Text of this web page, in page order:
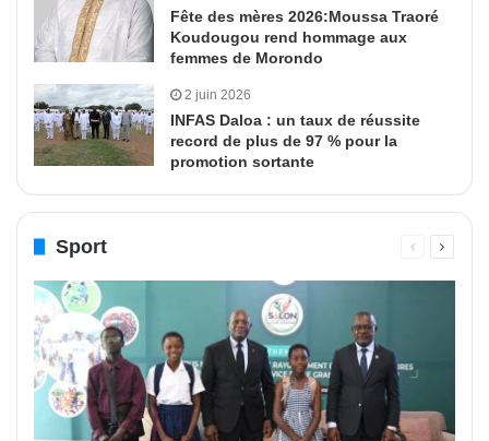
Fête des mères 2026:Moussa Traoré
Koudougou rend hommage aux
femmes de Morondo
2 juin 2026
INFAS Daloa : un taux de réussite
record de plus de 97 % pour la
promotion sortante
Sport
PagePage